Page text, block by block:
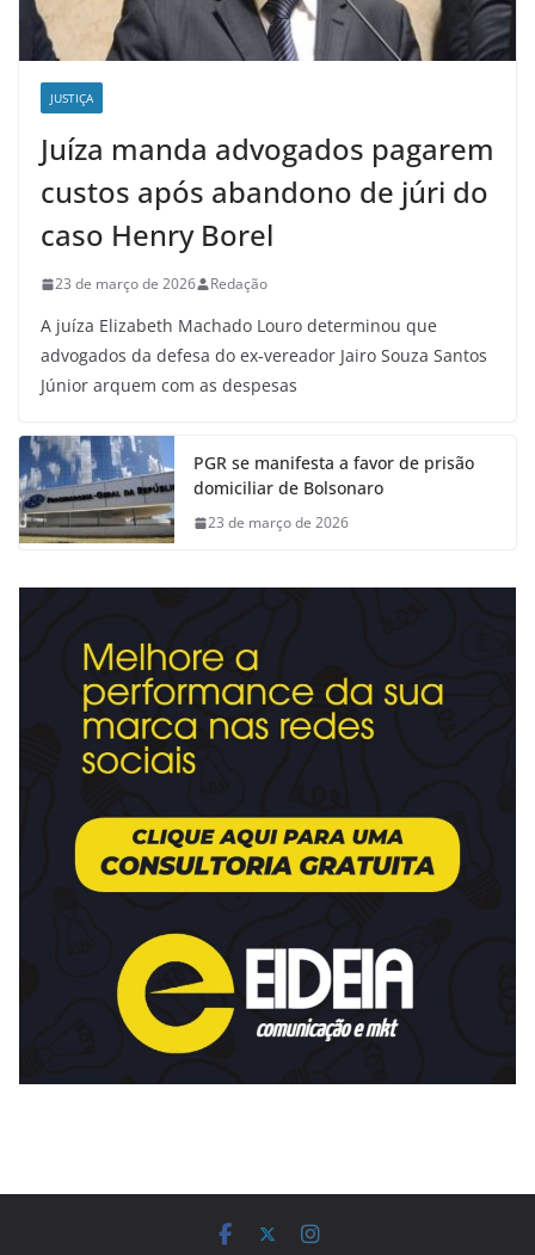
JUSTIÇA
Juíza manda advogados pagarem
custos após abandono de júri do
caso Henry Borel
23 de março de 2026 Redação
A juíza Elizabeth Machado Louro determinou que
advogados da defesa do ex-vereador Jairo Souza Santos
Júnior arquem com as despesas
PGR se manifesta a favor de prisão
domiciliar de Bolsonaro
23 de março de 2026